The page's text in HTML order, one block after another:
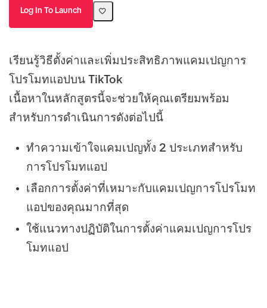
Log In To Launch
เรียนรู้วิธีตั้งค่าและเพิ่มประสิทธิภาพแคมเปญการ
โปรโมทแอปบน TikTok
เนื้อหาในหลักสูตรนี้จะช่วยให้คุณเตรียมพร้อม
สำหรับการดำเนินการดังต่อไปนี้
ทำความเข้าใจแคมเปญทั้ง 2 ประเภทสำหรับ
การโปรโมทแอป
เลือกการตั้งค่าที่เหมาะกับแคมเปญการโปรโมท
แอปของคุณมากที่สุด
ใช้แนวทางปฏิบัติในการตั้งค่าแคมเปญการโปร
โมทแอป